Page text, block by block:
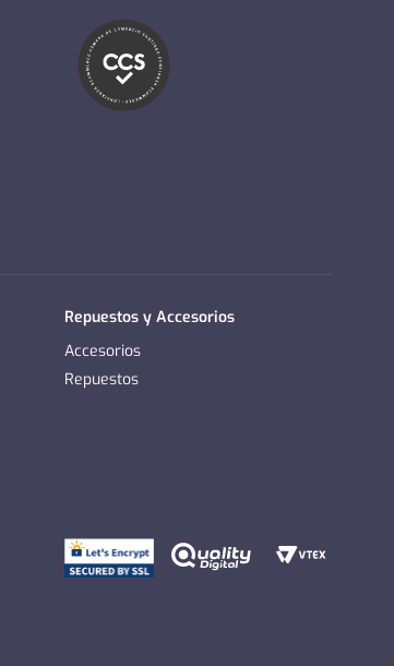
Repuestos y Accesorios
Accesorios
Repuestos